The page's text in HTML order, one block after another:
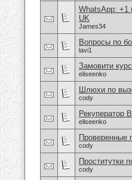
WhatsApp: +1
UK
James34
Вопросы по
lavi1
Замовити
eliseenko
Шлюхи по
cody
Рекуператор
eliseenko
Проверенные
cody
Проститутки
cody